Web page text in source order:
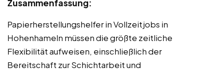
Zusammenfassung:
Papierherstellungshelfer in Vollzeitjobs in
Hohenhameln müssen die größte zeitliche
Flexibilität aufweisen, einschließlich der
Bereitschaft zur Schichtarbeit und